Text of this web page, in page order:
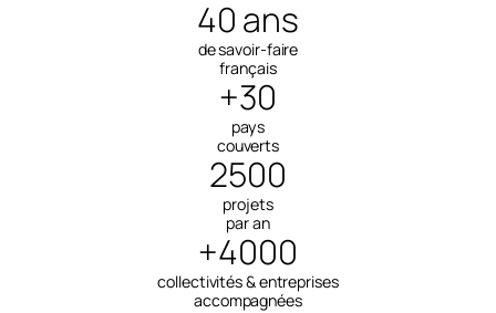
40 ans
de savoir-faire
français
+30
pays
couverts
2500
projets
par an
+4000
collectivités & entreprises
accompagnées